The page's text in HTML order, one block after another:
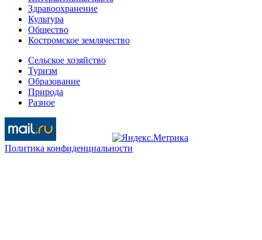
Здравоохранение
Культура
Общество
Костромское землячество
Сельское хозяйство
Туризм
Образование
Природа
Разное
Политика конфиденциальности